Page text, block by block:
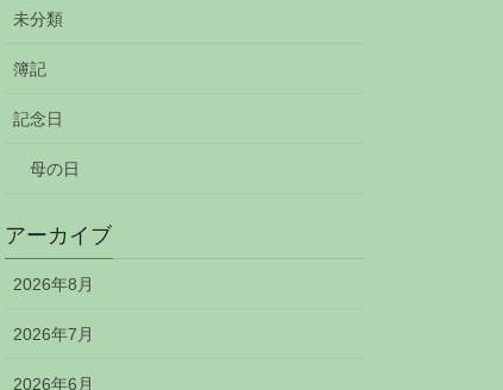
未分類
簿記
記念日
母の日
アーカイブ
2026年8月
2026年7月
2026年6月